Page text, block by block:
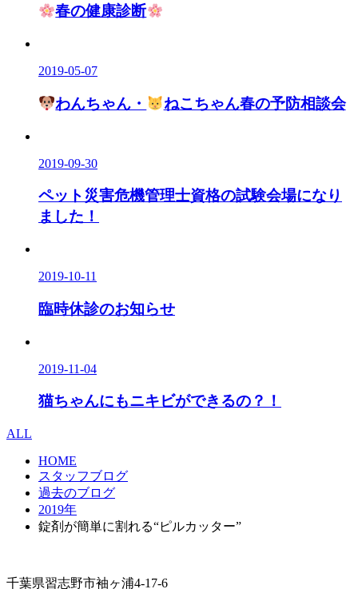
春の健康診断
2019-05-07
わんちゃん・ ねこちゃん春の予防相談会
2019-09-30
ペット災害危機管理士資格の試験会場になり
ました！
2019-10-11
臨時休診のお知らせ
2019-11-04
猫ちゃんにもニキビができるの？！
ALL
HOME
スタッフブログ
過去のブログ
2019年
錠剤が簡単に割れる“ピルカッター”
千葉県習志野市袖ヶ浦4-17-6